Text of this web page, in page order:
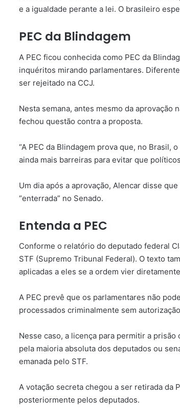
e a igualdade perante a lei. O brasileiro
PEC da Blindagem
A PEC ficou conhecida como PEC da
inquéritos mirando parlamentares.
ser rejeitado na CCJ.
Nesta semana, antes mesmo da aprovação
fechou questão contra a proposta.
“A PEC da Blindagem prova que, no Brasil,
ainda mais barreiras para evitar que
Um dia após a aprovação, Alencar disse
“enterrada” no Senado.
Entenda a PEC
Conforme o relatório do deputado federal
STF (Supremo Tribunal Federal). O texto
aplicadas a eles se a ordem vier
A PEC prevê que os parlamentares não
processados criminalmente sem
Nesse caso, a licença para permitir a
pela maioria absoluta dos deputados ou
emanada pelo STF.
A votação secreta chegou a ser retirada da
posteriormente pelos deputados.